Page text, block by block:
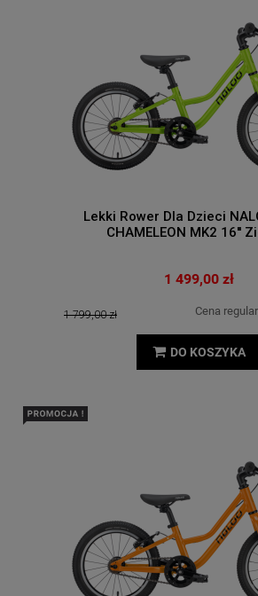
Lekki Rower Dla Dzieci
CHAMELEON MK2 16''
1 499,00 zł
Cena
1 799,00 zł
DO KOSZYKA